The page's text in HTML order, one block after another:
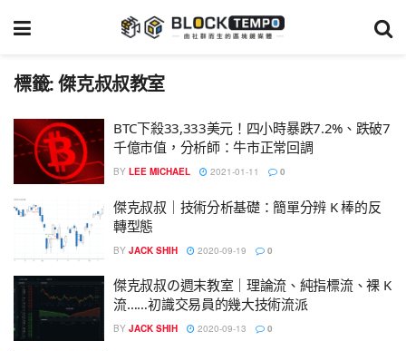
標籤:傑克叔叔教室
BTC下殺33,333美元！四小時暴跌7.2%、跌破7
千億市值，分析師：牛市正常回調
BY LEE MICHAEL 2021-01-11 0
傑克叔叔｜技術分析基礎：簡單分辨 K 棒的反
轉型態
BY JACK SHIH 2020-09-19 0
傑克叔叔の週末教室｜理論流、純指標流、裸 K
流……初識交易員的幾大技術流派
BY JACK SHIH 2020-09-13 0